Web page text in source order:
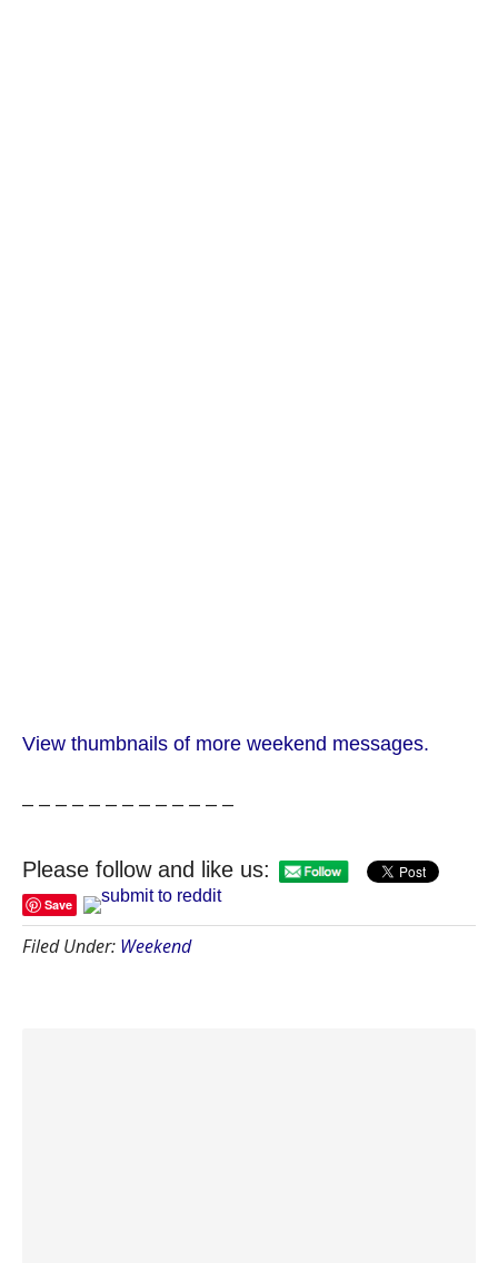
View thumbnails of more weekend messages.
– – – – – – – – – – – – –
Please follow and like us:
Save
Filed Under: Weekend